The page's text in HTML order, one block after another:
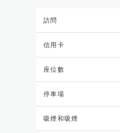
訪問
信用卡
座位數
停車場
吸煙和吸煙